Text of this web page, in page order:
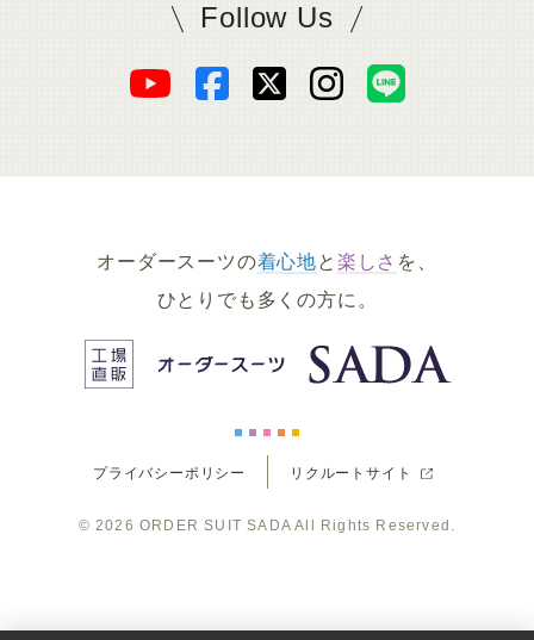
Follow UsSADAをフォロー
オ
ー
ス
ツ
の
オ
ー
ス
ー
ツ
の
オ
ー
ス
ー
ツ
の
オ
ー
ス
ツ
の
ス
ツ
の
オーダースーツの着心地と 楽しさ を、
ひとりでも多くの方に。
プライバシーポリシー リクルートサイト
© 2026ORDER SUIT SADA All Rights Reserved.